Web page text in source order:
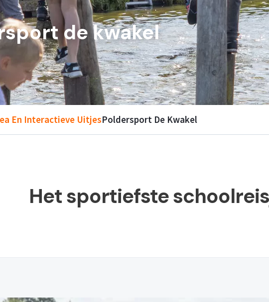
de kwakel
En Interactieve UitjesPoldersport De Kwakel
Het sportiefste